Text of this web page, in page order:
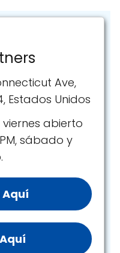
Ave,
Estados Unidos
viernes abierto
sábado y